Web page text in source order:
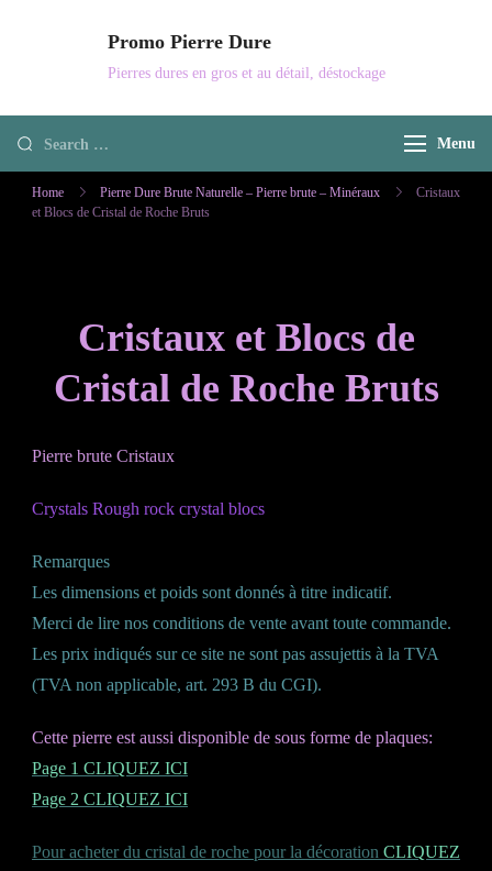
Promo Pierre Dure
Pierres dures en gros et au détail, déstockage
Looking
for
Something?
Menu
Home Pierre Dure Brute Naturelle – Pierre brute – Minéraux
Cristaux
et Blocs de Cristal de Roche Bruts
Cristaux et Blocs de
Cristal de Roche Bruts
Pierre brute Cristaux
Crystals Rough rock crystal blocs
Remarques
Les dimensions et poids sont donnés à titre indicatif.
Merci de lire nos conditions de vente avant toute commande.
Les prix indiqués sur ce site ne sont pas assujettis à la TVA
(TVA non applicable, art. 293 B du CGI).
Cette pierre est aussi disponible de sous forme de plaques:
Page 1 CLIQUEZ ICI
Page 2 CLIQUEZ ICI
Pour acheter du cristal de roche pour la décoration CLIQUEZ